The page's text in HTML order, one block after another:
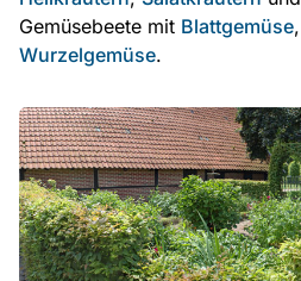
Gemüsebeete mit Blattgemüse,
Wurzelgemüse.